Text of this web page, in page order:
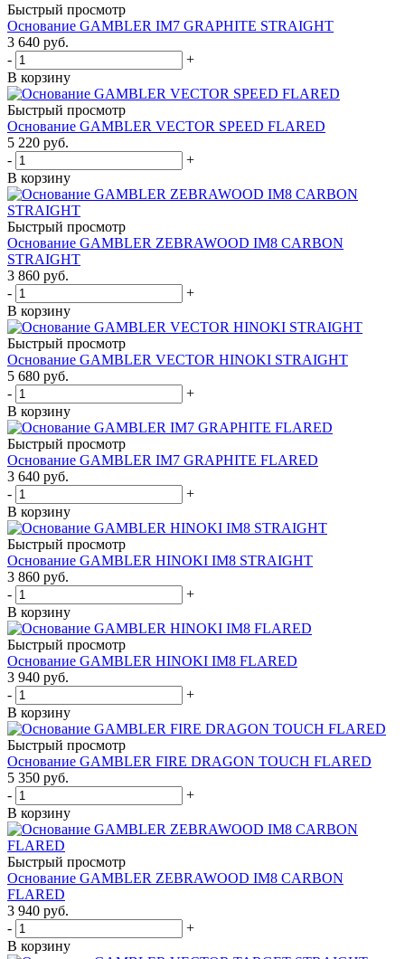
Быстрый просмотр
Основание GAMBLER IM7 GRAPHITE STRAIGHT
3 640 руб.
-
+
В корзину
Быстрый просмотр
Основание GAMBLER VECTOR SPEED FLARED
5 220 руб.
-
+
В корзину
Быстрый просмотр
Основание GAMBLER ZEBRAWOOD IM8 CARBON
STRAIGHT
3 860 руб.
-
+
В корзину
Быстрый просмотр
Основание GAMBLER VECTOR HINOKI STRAIGHT
5 680 руб.
-
+
В корзину
Быстрый просмотр
Основание GAMBLER IM7 GRAPHITE FLARED
3 640 руб.
-
+
В корзину
Быстрый просмотр
Основание GAMBLER HINOKI IM8 STRAIGHT
3 860 руб.
-
+
В корзину
Быстрый просмотр
Основание GAMBLER HINOKI IM8 FLARED
3 940 руб.
-
+
В корзину
Быстрый просмотр
Основание GAMBLER FIRE DRAGON TOUCH FLARED
5 350 руб.
-
+
В корзину
Быстрый просмотр
Основание GAMBLER ZEBRAWOOD IM8 CARBON
FLARED
3 940 руб.
-
+
В корзину